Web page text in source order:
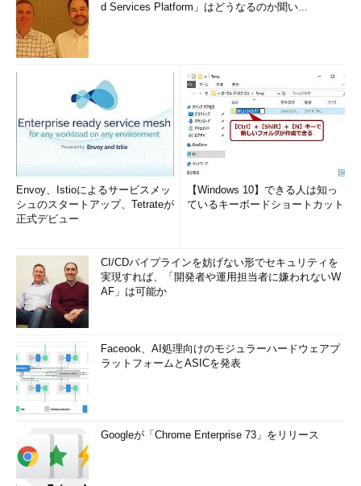
d Services Platform」はどうなるのか聞い...
Envoy、Istioによるサービスメッ
シュのスタートアップ、Tetrateが
正式デビュー
【Windows 10】できる人は知っ
ているキーボードショートカット
CI/CDパイプラインを妨げない形でセキュリティを
実現すれば、「開発者や運用担当者に嫌われないW
AF」は可能か
Faceook、AI処理向けのモジュラーハードウェアプ
ラットフォームとASICを発表
Googleが「Chrome Enterprise 73」をリリース